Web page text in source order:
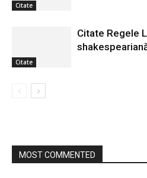
Citate
Citate
Citate Regele
MOST COMMENTED